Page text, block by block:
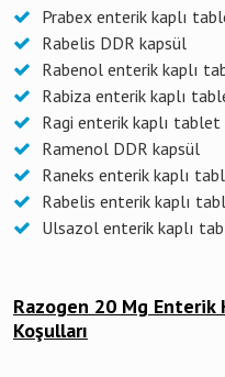
Prabex enterik kaplı
Rabelis DDR kapsül
Rabenol enterik kaplı
Rabiza enterik kaplı
Ragi enterik kaplı tablet
Ramenol DDR kapsül
Raneks enterik kaplı
Rabelis enterik kaplı
Ulsazol enterik kaplı
Razogen 20 Mg Enterik
Koşulları